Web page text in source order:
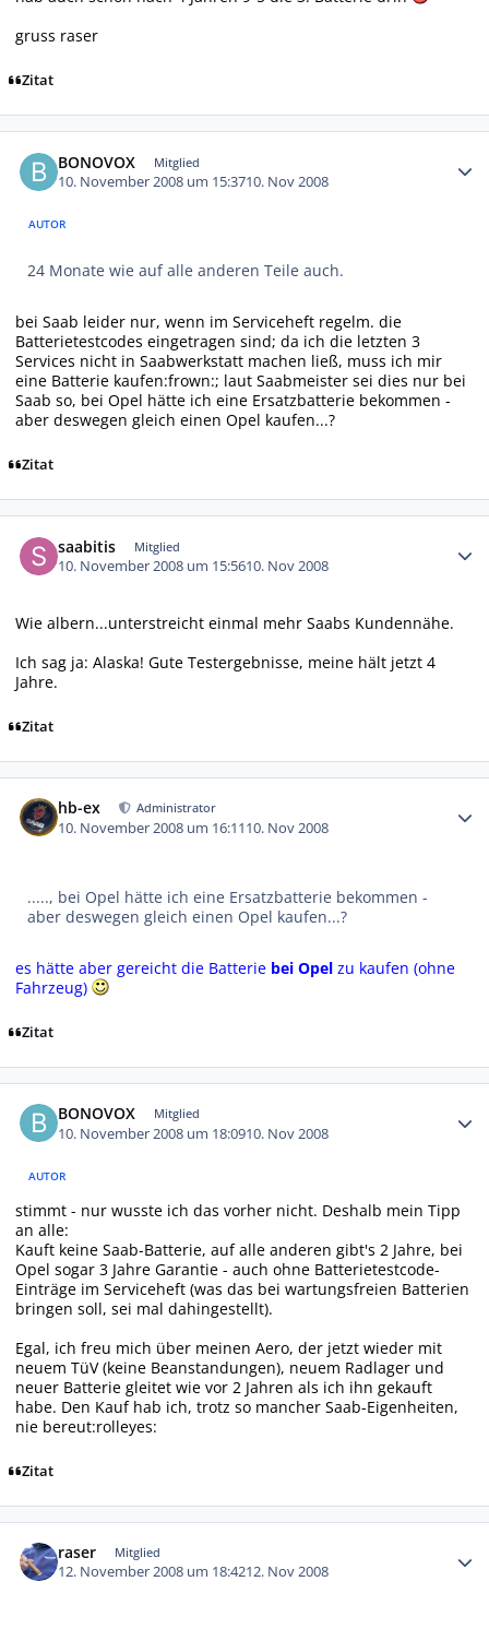
gruss raser
Zitat
BONOVOX Mitglied
10. November 2008 um 15:3710. Nov 2008
AUTOR
24 Monate wie auf alle anderen Teile auch.
bei Saab leider nur, wenn im Serviceheft regelm. die
Batterietestcodes eingetragen sind; da ich die letzten 3
Services nicht in Saabwerkstatt machen ließ, muss ich mir
eine Batterie kaufen:frown:; laut Saabmeister sei dies nur bei
Saab so, bei Opel hätte ich eine Ersatzbatterie bekommen -
aber deswegen gleich einen Opel kaufen...?
Zitat
saabitis Mitglied
10. November 2008 um 15:5610. Nov 2008
Wie albern...unterstreicht einmal mehr Saabs Kundennähe.
Ich sag ja: Alaska! Gute Testergebnisse, meine hält jetzt 4
Jahre.
Zitat
hb-ex Administrator
10. November 2008 um 16:1110. Nov 2008
....., bei Opel hätte ich eine Ersatzbatterie bekommen -
aber deswegen gleich einen Opel kaufen...?
es hätte aber gereicht die Batterie bei Opel zu kaufen (ohne
Fahrzeug)
Zitat
BONOVOX Mitglied
10. November 2008 um 18:0910. Nov 2008
AUTOR
stimmt - nur wusste ich das vorher nicht. Deshalb mein Tipp
an alle:
Kauft keine Saab-Batterie, auf alle anderen gibt's 2 Jahre, bei
Opel sogar 3 Jahre Garantie - auch ohne Batterietestcode-
Einträge im Serviceheft (was das bei wartungsfreien Batterien
bringen soll, sei mal dahingestellt).
Egal, ich freu mich über meinen Aero, der jetzt wieder mit
neuem TüV (keine Beanstandungen), neuem Radlager und
neuer Batterie gleitet wie vor 2 Jahren als ich ihn gekauft
habe. Den Kauf hab ich, trotz so mancher Saab-Eigenheiten,
nie bereut:rolleyes:
Zitat
raser Mitglied
12. November 2008 um 18:4212. Nov 2008